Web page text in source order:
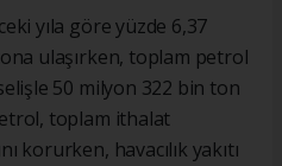
yıla göre yüzde 6,37
ulaşırken, toplam petrol
50 milyon 322 bin ton
toplam ithalat
korurken, havacılık yakıtı